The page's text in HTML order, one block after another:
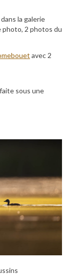
la galerie
photo, 2 photos du
avec 2
sous une